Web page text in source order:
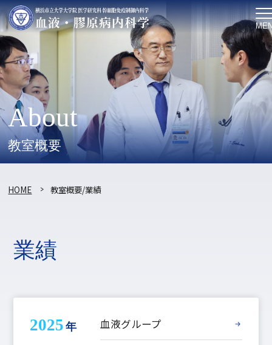
About
教室概要
HOME 教室概要/業績
業績
2025 年 血液グループ